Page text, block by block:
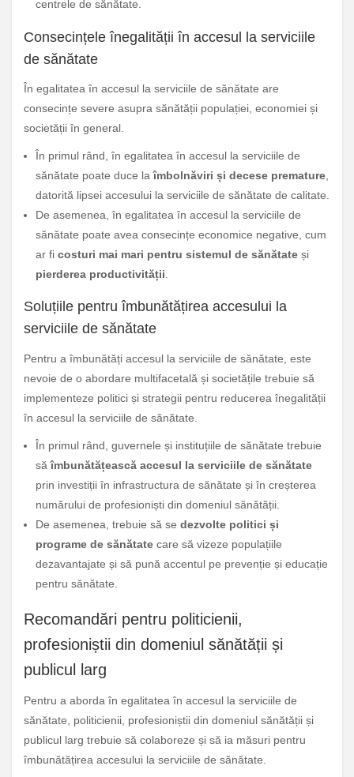
centrele de sănătate.
Consecințele înegalității în accesul la serviciile
de sănătate
În egalitatea în accesul la serviciile de sănătate are
consecințe severe asupra sănătății populației, economiei și
societății în general.
În primul rând, în egalitatea în accesul la serviciile de
sănătate poate duce laîmbolnăviri și decese premature
datorită lipsei accesului la serviciile de sănătate de calitate.
De asemenea, în egalitatea în accesul la serviciile de
sănătate poate avea consecințe economice negative, cum
ar fi costuri mai mari pentru sistemul de sănătate și
pierderea productivității
Soluțiile pentru îmbunătățirea accesului la
serviciile de sănătate
Pentru a îmbunătăți accesul la serviciile de sănătate, este
nevoie de o abordare multifacetală și societățile trebuie să
implementeze politici și strategii pentru reducerea înegalității
în accesul la serviciile de sănătate.
În primul rând, guvernele și instituțiile de sănătate trebuie
săîmbunătățească accesul la serviciile de sănătate
prin investiții în infrastructura de sănătate și în creșterea
numărului de profesioniști din domeniul sănătății.
De asemenea, trebuie să se dezvolte politici și
programe de sănătate care să vizeze populațiile
dezavantajate și să pună accentul pe prevenție și educație
pentru sănătate.
Recomandări pentru politicienii,
profesioniștii din domeniul sănătății și
publicul larg
Pentru a aborda în egalitatea în accesul la serviciile de
sănătate, politicienii, profesioniștii din domeniul sănătății și
publicul larg trebuie să colaboreze și să ia măsuri pentru
îmbunătățirea accesului la serviciile de sănătate.